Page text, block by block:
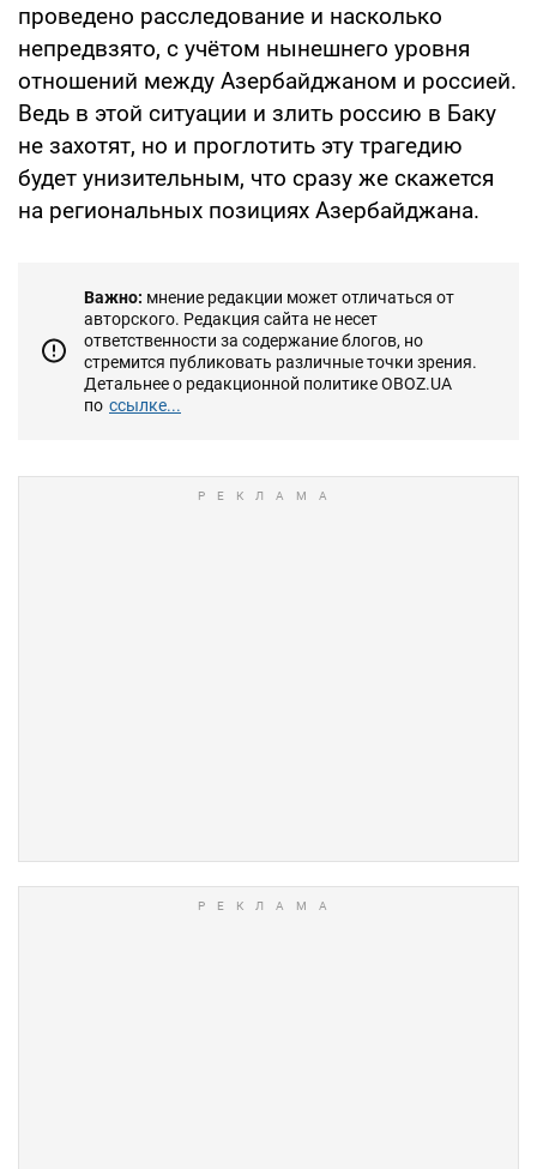
проведено расследование и насколько
непредвзято, с учётом нынешнего уровня
отношений между Азербайджаном и россией.
Ведь в этой ситуации и злить россию в Баку
не захотят, но и проглотить эту трагедию
будет унизительным, что сразу же скажется
на региональных позициях Азербайджана.
Важно: мнение редакции может отличаться от
авторского. Редакция сайта не несет
ответственности за содержание блогов, но
стремится публиковать различные точки зрения.
Детальнее о редакционной политике OBOZ.UA
по ссылке...